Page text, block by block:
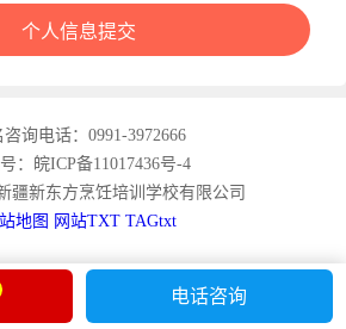
咨询电话：0991-3972666
：皖ICP备11017436号-4
疆新东方烹饪培训学校有限公司
地图 网站TXT TAGtxt
电话咨询